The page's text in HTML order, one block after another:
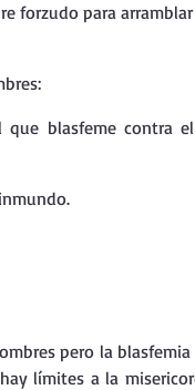
Semana Santa 2024
forzudo para
blasfeme contra
pero la
límites a la